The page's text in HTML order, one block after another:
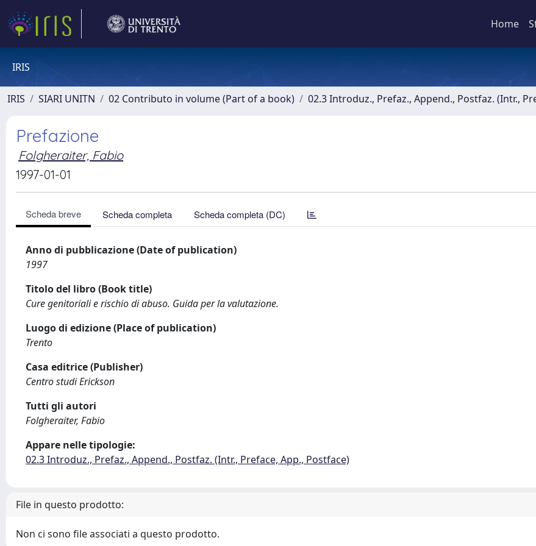
Home
IRIS
IRIS SIARI UNITN 02 Contributo in volume (Part of a book) 02.3 Introduz., Prefaz., Append., Postfaz. (Intr.,
Prefazione
Folgheraiter, Fabio
1997-01-01
Scheda breve Scheda completa Scheda completa (DC)
Anno di pubblicazione (Date of publication)
1997
Titolo del libro (Book title)
Cure genitoriali e rischio di abuso. Guida per la valutazione.
Luogo di edizione (Place of publication)
Trento
Casa editrice (Publisher)
Centro studi Erickson
Tutti gli autori
Folgheraiter, Fabio
Appare nelle tipologie:
02.3 Introduz., Prefaz., Append., Postfaz. (Intr., Preface, App., Postface)
File in questo prodotto:
Non ci sono file associati a questo prodotto.